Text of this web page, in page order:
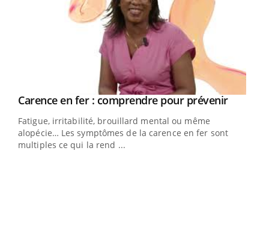
Youtube
Carence en fer : comprendre pour prévenirYoutube
Fatigue, irritabilité, brouillard mental ou même
alopécie… Les symptômes de la carence en fer sont
multiples ce qui la rend ...